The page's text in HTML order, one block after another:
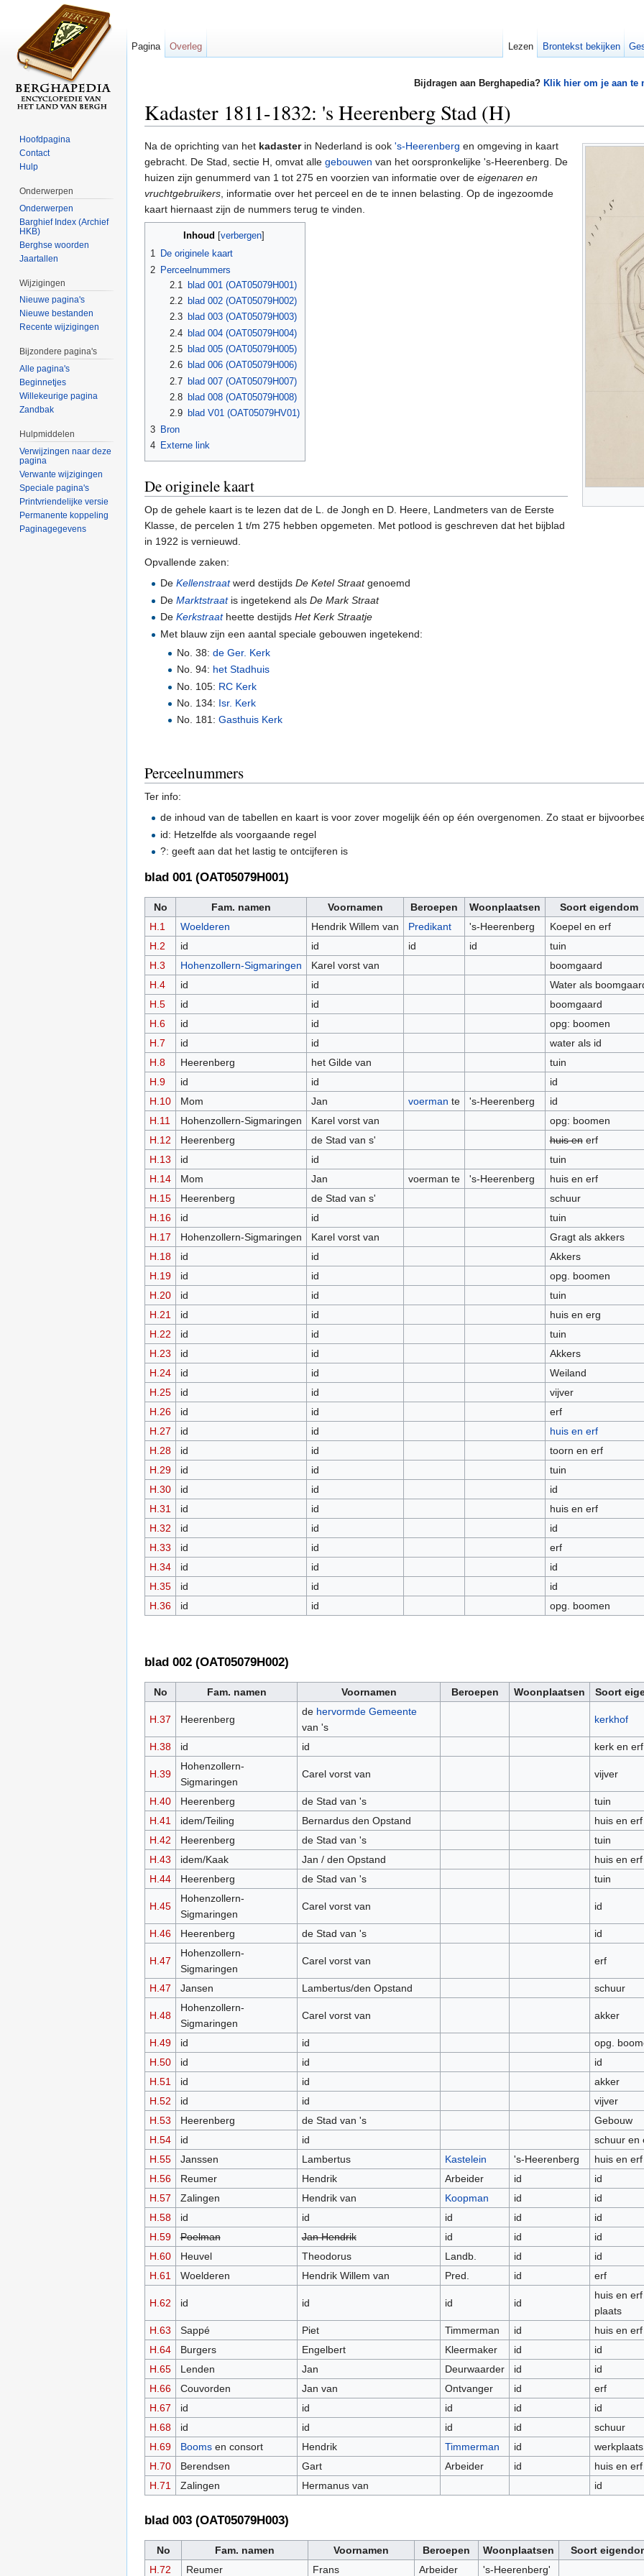
Bijdragen aan Berghapedia? Klik hier om je aan te
Kadaster 1811-1832: 's Heerenberg Stad (H)
Na de oprichting van het kadasterin Nederland is ook 's-Heerenberg en omgeving in kaart
gebracht. De Stad, sectie H, omvat alle gebouwen van het oorspronkelijke 's-Heerenberg. De
huizen zijn genummerd van 1 tot 275 en voorzien van informatie over de eigenaren en
vruchtgebruikers, informatie over het perceel en de te innen belasting. Op de ingezoomde
kaart hiernaast zijn de nummers terug te vinden.
Inhoud verbergen]
1 De originele kaart
2 Perceelnummers
2.1 blad 001 (OAT05079H001)
2.2
blad 002 (OAT05079H002)
2.3
blad 003 (OAT05079H003)
2.4 blad 004 (OAT05079H004)
2.5
blad 005 (OAT05079H005)
2.6
blad 006 (OAT05079H006)
2.7 blad 007 (OAT05079H007)
2.8
blad 008 (OAT05079H008)
2.9
blad V01 (OAT05079HV01)
3 Bron
4 Externe link
De originele kaart
Op de gehele kaart is te lezen dat de L. de Jongh en D. Heere, Landmeters van de Eerste
Klasse, de percelen 1 t/m 275 hebben opgemeten. Met potlood is geschreven dat het bijblad
in 1922 is vernieuwd.
Opvallende zaken:
DeKellenstraatwerd destijdsDe Ketel Straatgenoemd
DeMarktstraatis ingetekend alsDe Mark Straat
DeKerkstraatheette destijdsHet Kerk Straatje
Met blauw zijn een aantal speciale gebouwen ingetekend:
No. 38: de Ger. Kerk
No. 94: het Stadhuis
No. 105: RC Kerk
No. 134: Isr. Kerk
No. 181: Gasthuis Kerk
Perceelnummers
Ter info:
de inhoud van de tabellen en kaart is voor zover mogelijk één op één overgenomen. Zo staat er
id: Hetzelfde als voorgaande regel
?: geeft aan dat het lastig te ontcijferen is
blad 001 (OAT05079H001)
No Fam. namen Voornamen Beroepen Woonplaatsen
Soort eigendom
H.1
Woelderen Hendrik Willem van Predikant 's-Heerenberg
Koepel en erf
H.2
id id id id
tuin
H.3
Hohenzollern-Sigmaringen Karel vorst van
boomgaard
H.4
id id
Water als
H.5
id id
boomgaard
H.6
id id
opg: boomen
H.7
id id
water als id
H.8
Heerenberg het Gilde van
tuin
H.9
id id
id
H.10
Mom Jan voerman te 's-Heerenberg
id
H.11
Hohenzollern-Sigmaringen Karel vorst van
opg: boomen
H.12
Heerenberg de Stad van s' huis enerf
H.13
id id
tuin
H.14
Mom Jan voerman te 's-Heerenberg
huis en erf
H.15
Heerenberg de Stad van s'
schuur
H.16
id id
tuin
H.17
Hohenzollern-Sigmaringen Karel vorst van
Gragt als akkers
H.18
id id
Akkers
H.19
id id
opg. boomen
H.20
id id
tuin
H.21
id id
huis en erg
H.22
id id
tuin
H.23
id id
Akkers
H.24
id id
Weiland
H.25
id id
vijver
H.26
id id
erf
H.27
id id
huis en erf
H.28
id id
toorn en erf
H.29
id id
tuin
H.30
id id
id
H.31
id id
huis en erf
H.32
id id
id
H.33
id id
erf
H.34
id id
id
H.35
id id
id
H.36
id id opg. boomen
blad 002 (OAT05079H002)
No Fam. namen Voornamen Beroepen Woonplaatsen Soort
H.37 Heerenberg
de hervormde Gemeente
van 's
kerkhof
H.38 id id kerk en erf
H.39
Hohenzollern-
Sigmaringen
Carel vorst van vijver
H.40 Heerenberg de Stad van 's
tuin
H.41
idem/Teiling Bernardus den Opstand
huis en erf
H.42
Heerenberg de Stad van 's
tuin
H.43
idem/Kaak Jan / den Opstand
huis en erf
H.44
Heerenberg de Stad van 's tuin
H.45
Hohenzollern-
Sigmaringen
Carel vorst van id
H.46 Heerenberg de Stad van 's id
H.47
Hohenzollern-
Sigmaringen
Carel vorst van erf
H.47 Jansen Lambertus/den Opstand schuur
H.48
Hohenzollern-
Sigmaringen
Carel vorst van akker
H.49 id id
opg.
H.50
id id
id
H.51
id id
akker
H.52
id id
vijver
H.53
Heerenberg de Stad van 's
Gebouw
H.54
id id
schuur en
H.55
Janssen Lambertus Kastelein 's-Heerenberg
huis en erf
H.56
Reumer Hendrik Arbeider id
id
H.57
Zalingen Hendrik van Koopman id
id
H.58
id id id id
id
H.59
Poelman Jan Hendrik id id
id
H.60
Heuvel Theodorus Landb. id
id
H.61
Woelderen Hendrik Willem van Pred. id erf
H.62 id id id id
huis en
plaats
H.63
Sappé Piet Timmerman id
huis en erf
H.64
Burgers Engelbert Kleermaker id
id
H.65
Lenden Jan Deurwaarder id
id
H.66
Couvorden Jan van Ontvanger id
erf
H.67
id id id id
id
H.68
id id id id
schuur
H.69
Boomsen consort Hendrik Timmerman id
werkplaats
H.70
Berendsen Gart Arbeider id
huis en erf
H.71
Zalingen Hermanus van id
blad 003 (OAT05079H003)
No Fam. namen Voornamen Beroepen Woonplaatsen
Soort
H.72
Reumer Frans Arbeider 's-Heerenberg'
Pagina Overleg Lezen Brontekst bekijken
Hoofdpagina
Contact
Hulp
Onderwerpen
Onderwerpen
Barghief Index (Archief
HKB)
Berghse woorden
Jaartallen
Wijzigingen
Nieuwe pagina's
Nieuwe bestanden
Recente wijzigingen
Bijzondere pagina's
Alle pagina's
Beginnetjes
Willekeurige pagina
Zandbak
Hulpmiddelen
Verwijzingen naar deze
pagina
Verwante wijzigingen
Speciale pagina's
Printvriendelijke versie
Permanente koppeling
Paginagegevens